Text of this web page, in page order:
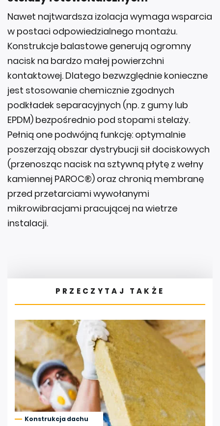
Nawet najtwardsza izolacja wymaga wsparcia
w postaci odpowiedzialnego montażu.
Konstrukcje balastowe generują ogromny
nacisk na bardzo małej powierzchni
kontaktowej. Dlatego bezwzględnie konieczne
jest stosowanie chemicznie zgodnych
podkładek separacyjnych (np. z gumy lub
EPDM) bezpośrednio pod stopami stelaży.
Pełnią one podwójną funkcję: optymalnie
poszerzają obszar dystrybucji sił dociskowych
(przenosząc nacisk na sztywną płytę z wełny
kamiennej PAROC®) oraz chronią membranę
przed przetarciami wywołanymi
mikrowibracjami pracującej na wietrze
instalacji.